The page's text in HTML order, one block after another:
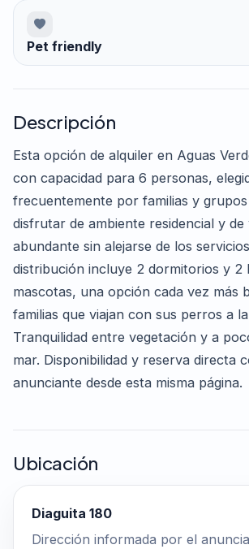
Pet friendly
Descripción
Esta opción de alquiler en Aguas
con capacidad para 6 personas,
frecuentemente por familias y
disfrutar de ambiente residencial y de
abundante sin alejarse de los
distribución incluye 2 dormitorios y 2
mascotas, una opción cada vez más
familias que viajan con sus perros a
Tranquilidad entre vegetación y a
mar. Disponibilidad y reserva directa
anunciante desde esta misma página.
Ubicación
Diaguita 180
Dirección informada por el